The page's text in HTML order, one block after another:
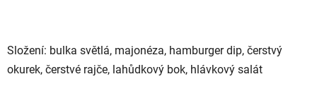
Složení: bulka světlá, majonéza, hamburger dip, čerstvý
okurek, čerstvé rajče, lahůdkový bok, hlávkový salát